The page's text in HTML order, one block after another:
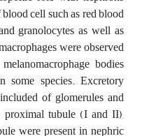
cell such as red blood
granolocytes as well as
were observed
bodies
some species. Excretory
of glomerules and
proximal tubule (I and II),
were present in nephric